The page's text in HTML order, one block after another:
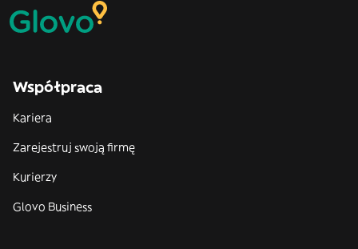
Współpraca
Kariera
Zarejestruj swoją firmę
Kurierzy
Glovo Business